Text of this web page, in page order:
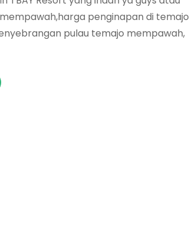
penginapan di temajo
pulau temajo mempawah,